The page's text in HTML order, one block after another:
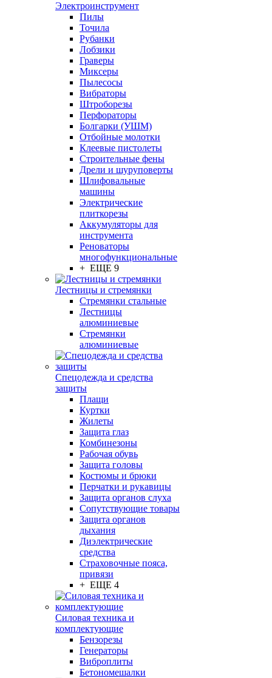
Электроинструмент
Пилы
Точила
Рубанки
Лобзики
Граверы
Миксеры
Пылесосы
Вибраторы
Штроборезы
Перфораторы
Болгарки (УШМ)
Отбойные молотки
Клеевые пистолеты
Строительные фены
Дрели и шуруповерты
Шлифовальные
машины
Электрические
плиткорезы
Аккумуляторы для
инструмента
Реноваторы
многофункциональные
+ ЕЩЕ 9
Лестницы и стремянки
Стремянки стальные
Лестницы
алюминиевые
Стремянки
алюминиевые
Спецодежда и средства
защиты
Плащи
Куртки
Жилеты
Защита глаз
Комбинезоны
Рабочая обувь
Защита головы
Костюмы и брюки
Перчатки и рукавицы
Защита органов слуха
Сопутствующие товары
Защита органов
дыхания
Диэлектрические
средства
Страховочные пояса,
привязи
+ ЕЩЕ 4
Силовая техника и
комплектующие
Бензорезы
Генераторы
Виброплиты
Бетономешалки